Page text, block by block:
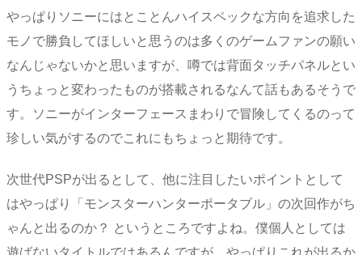
やっぱりソニーにはとことんハイスペックな方向を追求した
モノで勝負してほしいと思うのは多くのゲームファンの願い
なんじゃないかと思いますが、噂では背面タッチパネルとい
うちょっと変わったものが搭載されるなんて話もあるそうで
す。ソニーがインターフェースまわりで冒険してくるのって
珍しい気がするのでこれにもちょっと期待です。
次世代PSPが出るとして、他に注目したいポイントとして
はやっぱり「モンスターハンターポータブル」の次回作がち
ゃんと出るのか？ というところですよね。僕個人としては
遊ばないタイトルではあるんですが、やっぱりこれが出るか